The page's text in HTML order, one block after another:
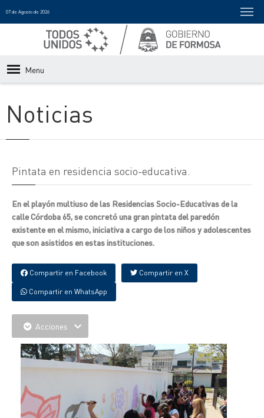
07 de Agosto de 2026
Menu
Noticias
Pintata en residencia socio-educativa.
En el playón multiuso de las Residencias Socio-Educativas de la
calle Córdoba 65, se concretó una gran pintata del paredón
existente en el mismo, iniciativa a cargo de los niños y adolescentes
que son asistidos en estas instituciones.
Compartir en Facebook Compartir en X
Compartir en WhatsApp
Acciones